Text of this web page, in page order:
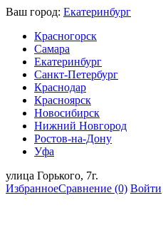
Ваш город: Екатеринбург
Красногорск
Самара
Екатеринбург
Санкт-Петербург
Краснодар
Красноярск
Новосибирск
Нижний Новгород
Ростов-на-Дону
Уфа
улица Горького, 7г.
ИзбранноеСравнение (0) Войти